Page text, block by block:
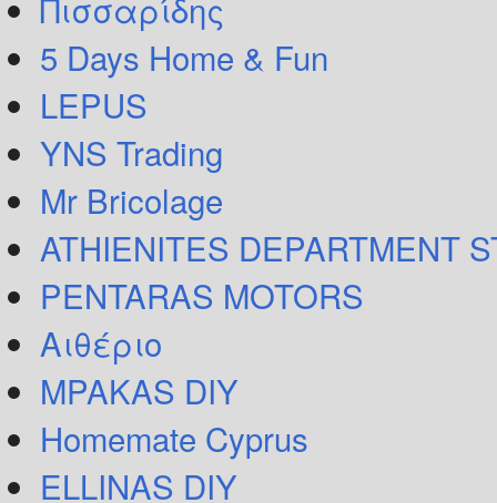
5 Days Home & Fun
LEPUS
YNS Trading
Mr Bricolage
ATHIENITES DEPARTMENT
PENTARAS MOTORS
Αιθέριο
MPAKAS DIY
Homemate Cyprus
ELLINAS DIY